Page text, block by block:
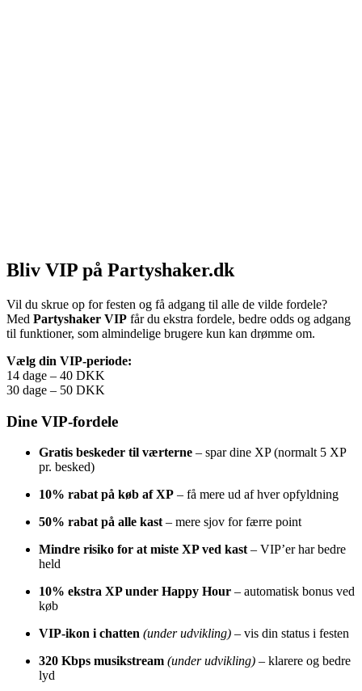
Bliv VIP på Partyshaker.dk
Vil du skrue op for festen og få adgang til alle de vilde fordele?
Med Partyshaker VIP får du ekstra fordele, bedre odds og adgang
til funktioner, som almindelige brugere kun kan drømme om.
Vælg din VIP-periode:
14 dage – 40 DKK
30 dage – 50 DKK
Dine VIP-fordele
Gratis beskeder til værterne – spar dine XP (normalt 5 XP
pr. besked)
10% rabat på køb af XP – få mere ud af hver opfyldning
50% rabat på alle kast – mere sjov for færre point
Mindre risiko for at miste XP ved kast – VIP’er har bedre
held
10% ekstra XP under Happy Hour – automatisk bonus ved
køb
VIP-ikon i chatten (under udvikling) – vis din status i festen
320 Kbps musikstream (under udvikling) – klarere og bedre
lyd